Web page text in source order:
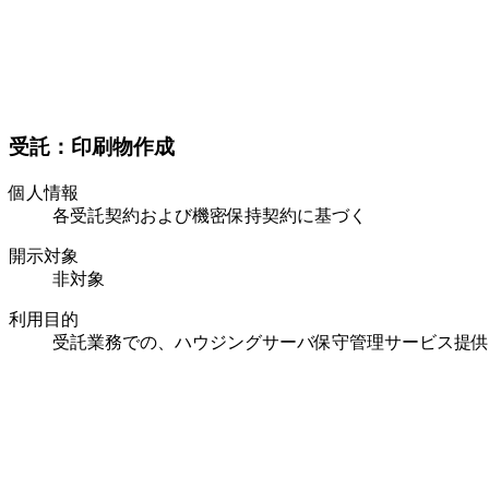
受託：印刷物作成
個人情報
各受託契約および機密保持契約に基づく
開示対象
非対象
利用目的
受託業務での、ハウジングサーバ保守管理サービス提